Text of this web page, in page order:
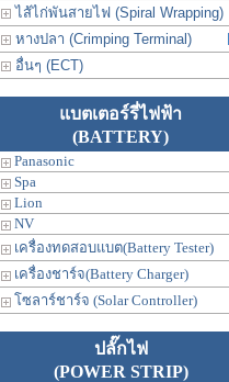
ไส้ไก่พันสายไฟ (Spiral Wrapping)
หางปลา (Crimping Terminal)
อื่นๆ (ECT)
แบตเตอร์รี่ไฟฟ้า
(BATTERY)
Panasonic
Spa
Lion
NV
เครื่องทดสอบแบต(Battery Tester)
เครื่องชาร์จ(Battery Charger)
โซลาร์ชาร์จ (Solar Controller)
ปลั๊กไฟ
(POWER STRIP)